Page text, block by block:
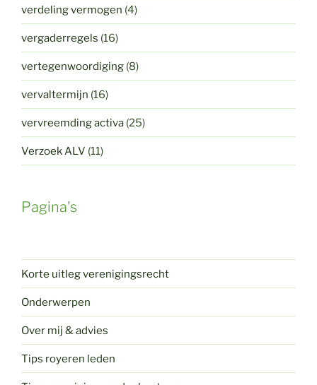
verdeling vermogen (4)
vergaderregels (16)
vertegenwoordiging (8)
vervaltermijn (16)
vervreemding activa (25)
Verzoek ALV (11)
Pagina's
Korte uitleg verenigingsrecht
Onderwerpen
Over mij & advies
Tips royeren leden